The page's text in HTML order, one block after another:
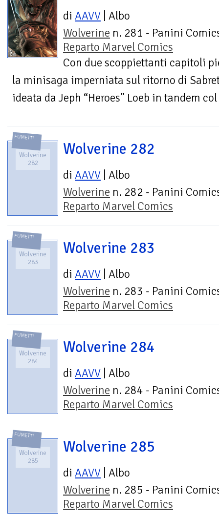
di AAVV | Albo
Wolverine n. 281 - Panini
Reparto Marvel Comics
Con due scoppiettanti capitoli
la minisaga imperniata sul ritorno di
ideata da Jeph “Heroes” Loeb in tandem
FUMETTI
Wolverine
282
Wolverine 282
di AAVV | Albo
Wolverine n. 282 - Panini
Reparto Marvel Comics
FUMETTI
Wolverine
283
Wolverine 283
di AAVV | Albo
Wolverine n. 283 - Panini
Reparto Marvel Comics
FUMETTI
Wolverine
284
Wolverine 284
di AAVV | Albo
Wolverine n. 284 - Panini
Reparto Marvel Comics
FUMETTI
Wolverine
285
Wolverine 285
di AAVV | Albo
Wolverine n. 285 - Panini
Reparto Marvel Comics